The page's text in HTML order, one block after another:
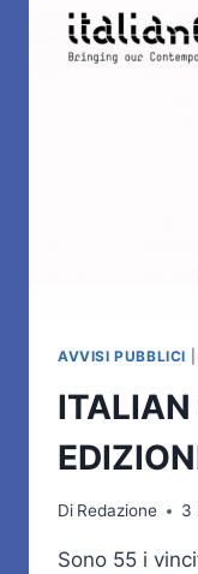
AVVISI PUBBLICI
ITALIAN
Di Redazione 3
Sono 55 i